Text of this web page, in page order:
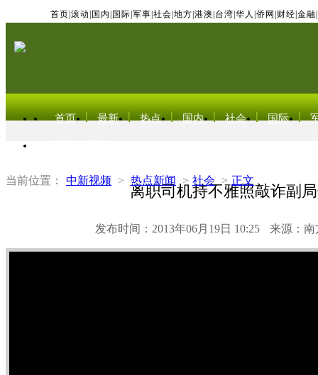
首页 滚动 国内 国际 军事 社会 地方 港澳 台湾 华人 侨网 财经 金融
首页 最新 热点 国内 社会 国际
当前位置： 中新视频 > 热点新闻 > 社会 > 正文
离职司机持不雅照敲诈副
发布时间：2013年06月19日 10:25 来源：南